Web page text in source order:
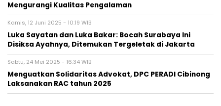
Mengurangi Kualitas Pengalaman
Kamis, 12 Juni 2025 - 10:19 WIB
Luka Sayatan dan Luka Bakar: Bocah Surabaya Ini
Disiksa Ayahnya, Ditemukan Tergeletak di Jakarta
Sabtu, 24 Mei 2025 - 16:34 WIB
Menguatkan Solidaritas Advokat, DPC PERADI Cibinong
Laksanakan RAC tahun 2025